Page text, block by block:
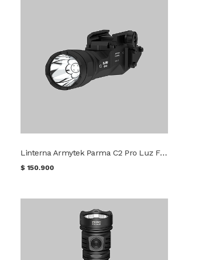
Linterna Armytek Parma C2 Pro Luz Fría
$150.900